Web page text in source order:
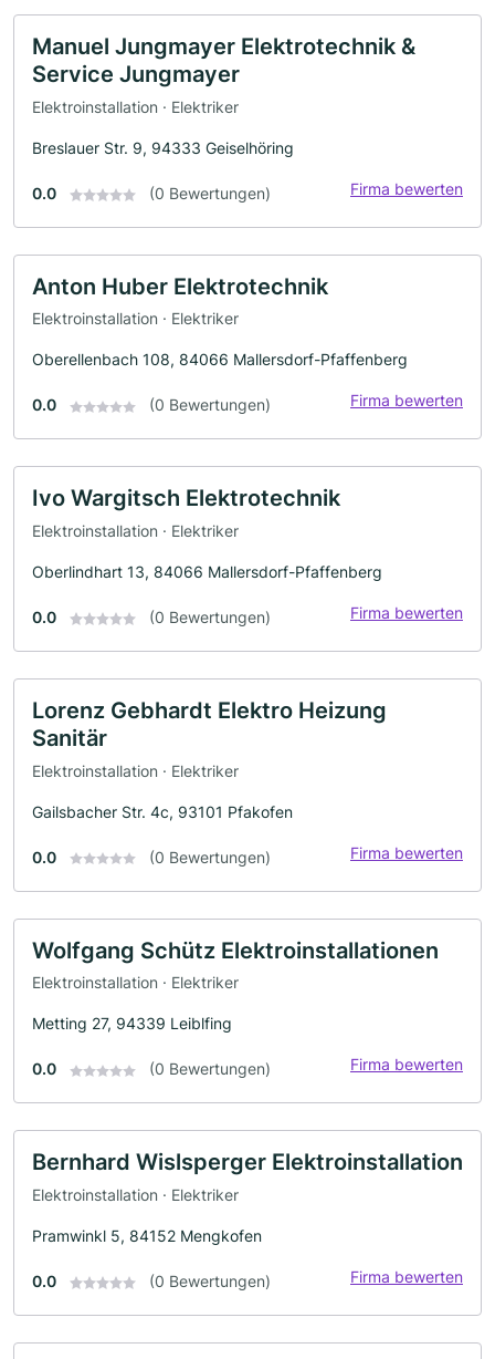
Manuel Jungmayer Elektrotechnik &
Service Jungmayer
Elektroinstallation · Elektriker
Breslauer Str. 9, 94333 Geiselhöring
0.0 (0 Bewertungen) Firma bewerten
Anton Huber Elektrotechnik
Elektroinstallation · Elektriker
Oberellenbach 108, 84066 Mallersdorf-Pfaffenberg
0.0 (0 Bewertungen) Firma bewerten
Ivo Wargitsch Elektrotechnik
Elektroinstallation · Elektriker
Oberlindhart 13, 84066 Mallersdorf-Pfaffenberg
0.0 (0 Bewertungen) Firma bewerten
Lorenz Gebhardt Elektro Heizung
Sanitär
Elektroinstallation · Elektriker
Gailsbacher Str. 4c, 93101 Pfakofen
0.0 (0 Bewertungen) Firma bewerten
Wolfgang Schütz Elektroinstallationen
Elektroinstallation · Elektriker
Metting 27, 94339 Leiblfing
0.0 (0 Bewertungen) Firma bewerten
Bernhard Wislsperger Elektroinstallation
Elektroinstallation · Elektriker
Pramwinkl 5, 84152 Mengkofen
0.0 (0 Bewertungen) Firma bewerten